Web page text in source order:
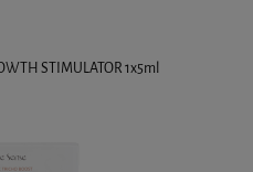
STIMULATOR 1x5ml